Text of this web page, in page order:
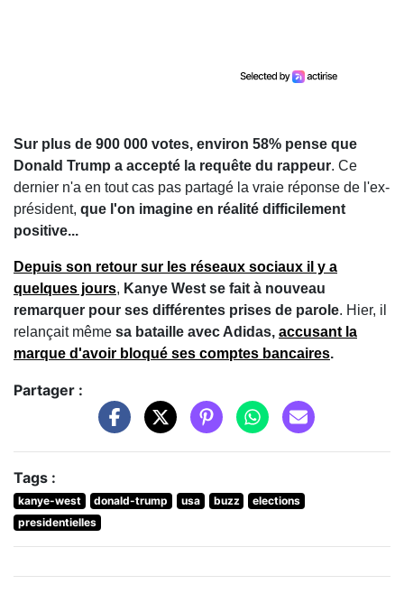
Sur plus de 900 000 votes, environ 58% pense que
Donald Trump a accepté la requête du rappeur. Ce
dernier n'a en tout cas pas partagé la vraie réponse de l'ex-
président, que l'on imagine en réalité difficilement
positive...
Depuis son retour sur les réseaux sociaux il y a
quelques jours, Kanye West se fait à nouveau
remarquer pour ses différentes prises de parole. Hier, il
relançait même sa bataille avec Adidas, accusant la
marque d'avoir bloqué ses comptes bancaires.
Partager :
Tags :
kanye-west donald-trump usa buzz
elections
presidentielles